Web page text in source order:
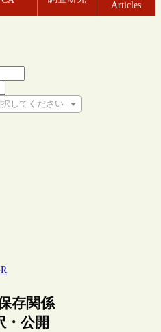
Articles
してください
さい
存関係
・公開